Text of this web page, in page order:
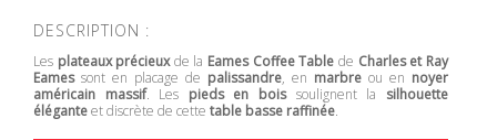
DESCRIPTION :
Les plateaux précieuxde la Eames Coffee Table de Charles et Ray
Eamessont en placage de palissandre, en marbreou en noyer
américain massif. Les pieds en boissoulignent la silhouette
éléganteet discrète de cette table basse raffinée.